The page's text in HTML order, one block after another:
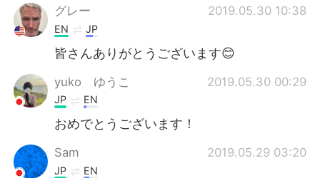
한국어
Indonesia Italiano
Türkçe
Português
グレー
2019.05.30 10:38
EN JP
皆さんありがとうございます😊
yuko ゆうこ 2019.05.30 00:29
JP EN
おめでとうございます！
Sam 2019.05.29 03:20
JP EN